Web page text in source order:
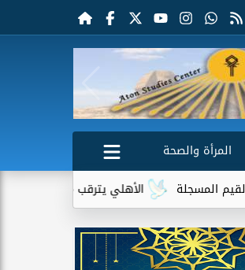
المرأة والصحة
الأهلي يترقب مواجهة برشلونة في كأس خوان